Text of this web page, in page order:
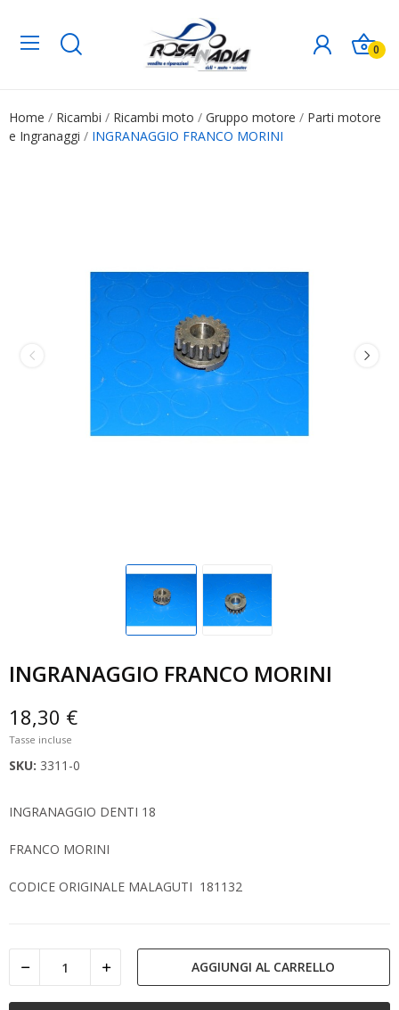
0
Home Ricambi Ricambi moto Gruppo motore
Parti motore
e Ingranaggi
INGRANAGGIO FRANCO MORINI
INGRANAGGIO FRANCO MORINI
18,30 €
Tasse incluse
SKU: 3311-0
INGRANAGGIO DENTI 18
FRANCO MORINI
CODICE ORIGINALE MALAGUTI 181132
AGGIUNGI AL CARRELLO